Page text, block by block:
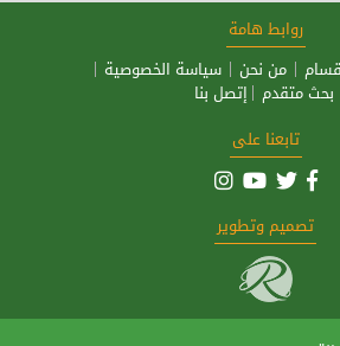
روابط هامة
من نحن
سياسة الخصوصية
بحث متقدم
إتصل بنا
تابعنا على
تصميم وتطوير